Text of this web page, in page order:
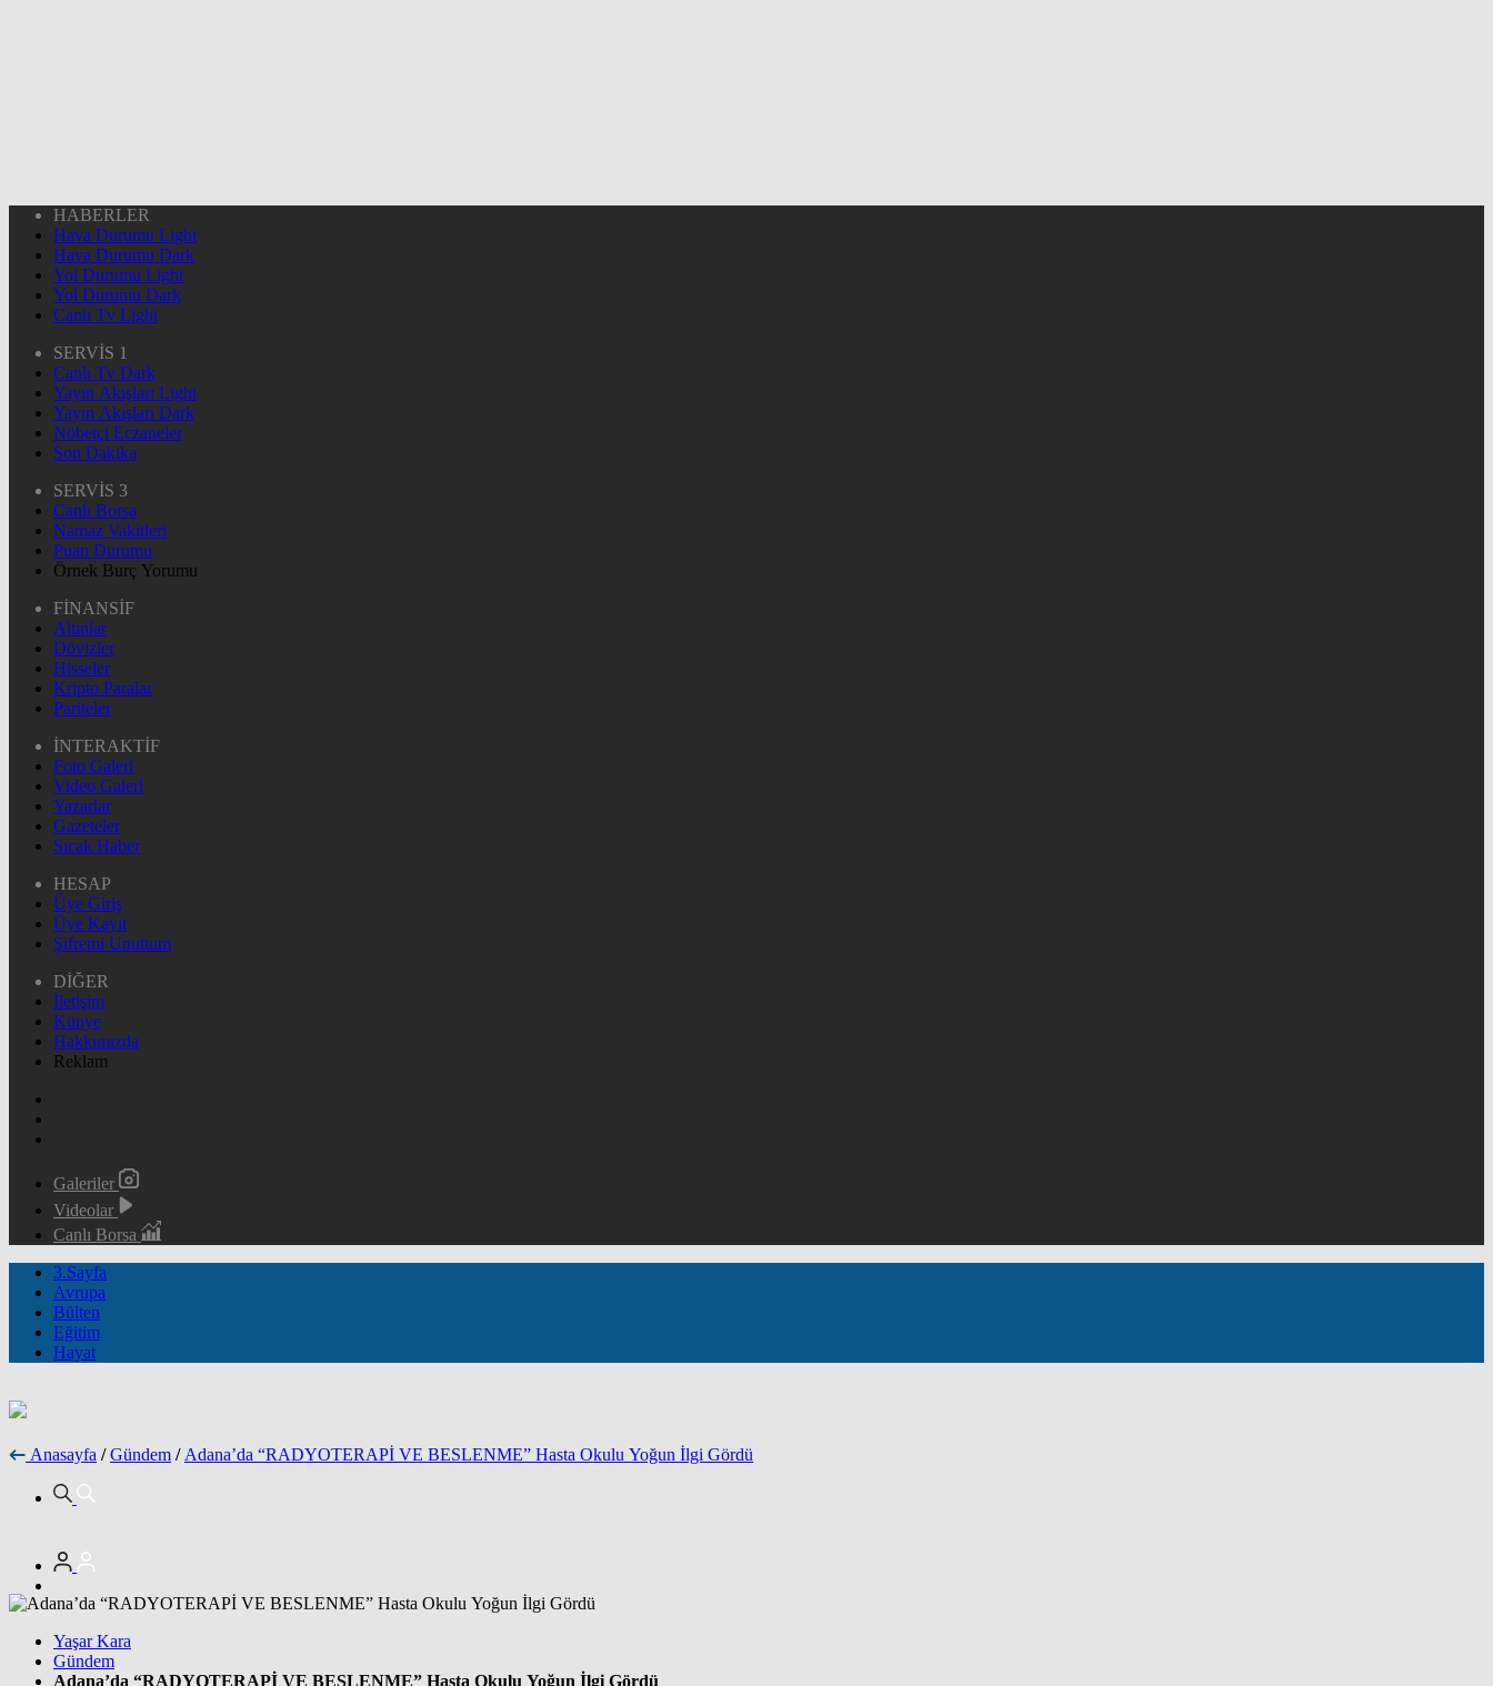
HABERLER
Hava Durumu Light
Hava Durumu Dark
Yol Durumu Light
Yol Durumu Dark
Canlı Tv Light
SERVİS 1
Canlı Tv Dark
Yayın Akışları Light
Yayın Akışları Dark
Nöbetçi Eczaneler
Son Dakika
SERVİS 3
Canlı Borsa
Namaz Vakitleri
Puan Durumu
Örnek Burç Yorumu
FİNANSİF
Altınlar
Dövizler
Hisseler
Kripto Paralar
Pariteler
İNTERAKTİF
Foto Galeri
Video Galeri
Yazarlar
Gazeteler
Sıcak Haber
HESAP
Üye Giriş
Üye Kayıt
Şifremi Unuttum
DİĞER
İletişim
Künye
Hakkımızda
Reklam
Galeriler
Videolar
Canlı Borsa
3.Sayfa
Avrupa
Bülten
Eğitim
Hayat
Anasayfa / Gündem / Adana’da “RADYOTERAPİ VE BESLENME” Hasta Okulu Yoğun İlgi Gördü
Yaşar Kara
Gündem
Adana’da “RADYOTERAPİ VE BESLENME” Hasta Okulu Yoğun İlgi Gördü